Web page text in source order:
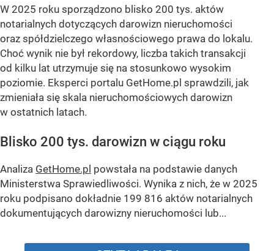
W 2025 roku sporządzono blisko 200 tys. aktów
notarialnych dotyczących darowizn nieruchomości
oraz spółdzielczego własnościowego prawa do lokalu.
Choć wynik nie był rekordowy, liczba takich transakcji
od kilku lat utrzymuje się na stosunkowo wysokim
poziomie. Eksperci portalu GetHome.pl sprawdzili, jak
zmieniała się skala nieruchomościowych darowizn
w ostatnich latach.
Blisko 200 tys. darowizn w ciągu roku
Analiza GetHome.pl powstała na podstawie danych
Ministerstwa Sprawiedliwości. Wynika z nich, że w 2025
roku podpisano dokładnie 199 816 aktów notarialnych
dokumentujących darowizny nieruchomości lub...